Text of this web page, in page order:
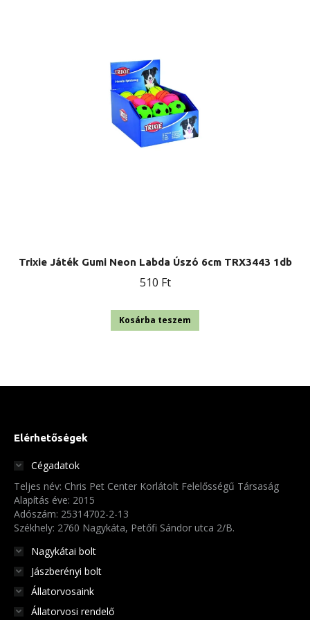
Trixie Játék Gumi Neon Labda Úszó 6cm TRX3443 1db
510 Ft
Kosárba teszem
Elérhetőségek
Cégadatok
Teljes név: Chris Pet Center Korlátolt Felelősségű Társaság
Alapítás éve: 2015
Adószám: 25314702-2-13
Székhely: 2760 Nagykáta, Petőfi Sándor utca 2/B.
Nagykátai bolt
Jászberényi bolt
Állatorvosaink
Állatorvosi rendelő